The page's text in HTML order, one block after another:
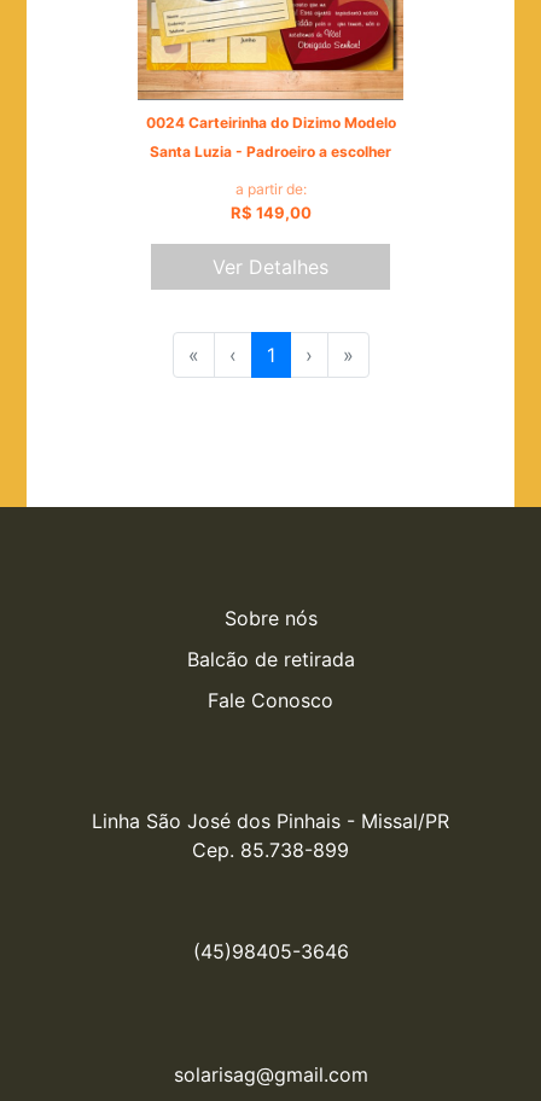
0024 Carteirinha do Dizimo Modelo
Santa Luzia - Padroeiro a escolher
a partir de:
R$ 149,00
Ver Detalhes
« ‹ 1 › »
Sobre nós
Balcão de retirada
Fale Conosco
Linha São José dos Pinhais - Missal/PR
Cep. 85.738-899
(45)98405-3646
solarisag@gmail.com